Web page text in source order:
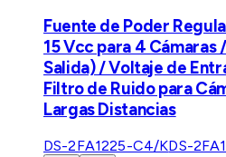
Fuente de Poder
15 Vcc para 4 Cámaras
Salida) / Voltaje de
Filtro de Ruido para
Largas Distancias
DS-2FA1225-C4/KDS-